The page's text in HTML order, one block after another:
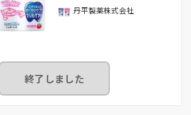
丹平製薬株式会社
終了しました